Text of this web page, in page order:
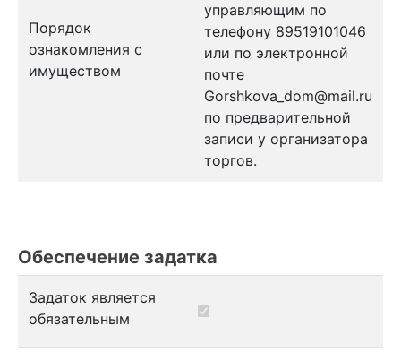
Порядок
ознакомления с
имуществом
управляющим по
телефону 89519101046
или по электронной
почте
Gorshkova_dom@mail.ru
по предварительной
записи у организатора
торгов.
Обеспечение задатка
Задаток является
обязательным